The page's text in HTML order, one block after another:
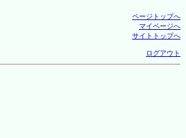
ページトップへ
マイページへ
サイトトップへ
ログアウト